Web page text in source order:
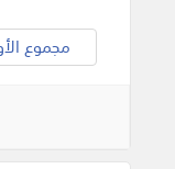
مجموع